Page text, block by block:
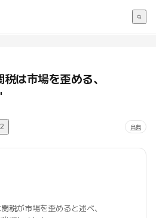
は市場を歪める、
出典
関税が市場を歪めると述べ、